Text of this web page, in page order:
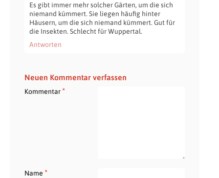
Es gibt immer mehr solcher Gärten, um die sich
niemand kümmert. Sie liegen häufig hinter
Häusern, um die sich niemand kümmert. Gut für
die Insekten. Schlecht für Wuppertal.
Antworten
Neuen Kommentar verfassen
Kommentar*
Name *